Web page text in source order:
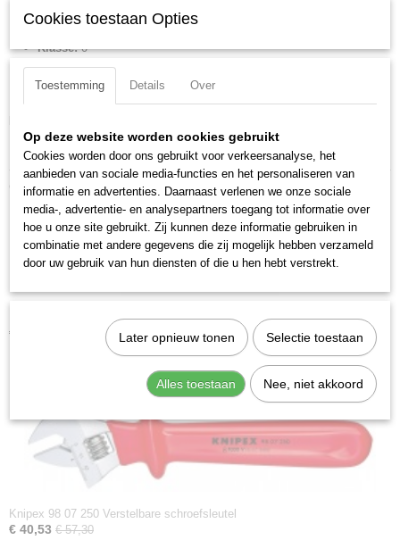
98 65 41
Netto gewicht
0,29 Kg
Bruto gewicht
0,29 Kg
52 x 24 x 0,10 cm
Maat:10
Klasse:0
DIN:DIN EN 60903
IEC:IEC 60903
Datasheet specificaties
Ook interessant
Knipex 98 67 20 Standmat
€ 162,90 € 227,40
Knipex 98 07 250 Verstelbare schroefsleutel
€ 40,53 € 57,30
Cookies toestaan Opties
Toestemming Details Over
Op deze website worden cookies gebruikt
Cookies worden door ons gebruikt voor verkeersanalyse, het
aanbieden van sociale media-functies en het personaliseren van
informatie en advertenties. Daarnaast verlenen we onze sociale
media-, advertentie- en analysepartners toegang tot informatie over
hoe u onze site gebruikt. Zij kunnen deze informatie gebruiken in
combinatie met andere gegevens die zij mogelijk hebben verzameld
door uw gebruik van hun diensten of die u hen hebt verstrekt.
Later opnieuw tonen Selectie toestaan
Alles toestaan Nee, niet akkoord